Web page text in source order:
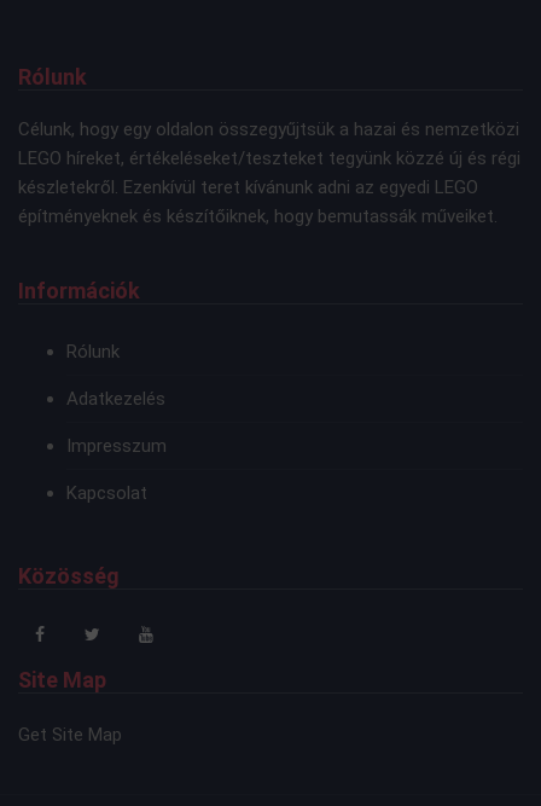
Rólunk
Célunk, hogy egy oldalon összegyűjtsük a hazai és nemzetközi
LEGO híreket, értékeléseket/teszteket tegyünk közzé új és régi
készletekről. Ezenkívül teret kívánunk adni az egyedi LEGO
építményeknek és készítőiknek, hogy bemutassák műveiket.
Információk
Rólunk
Adatkezelés
Impresszum
Kapcsolat
Közösség
Site Map
Get Site Map